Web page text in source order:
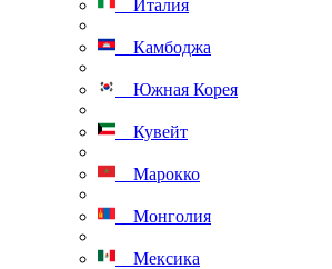
Италия
Камбоджа
Южная Корея
Кувейт
Марокко
Монголия
Мексика